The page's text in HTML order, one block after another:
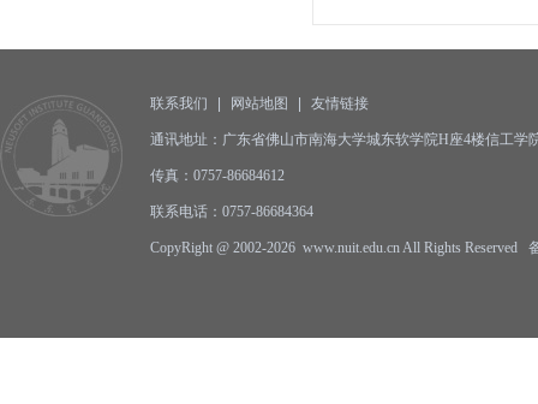
联系我们 | 网站地图 | 友情链接
通讯地址：广东省佛山市南海大学城东软学院H座4楼信工
传真：0757-86684612
联系电话：0757-86684364
CopyRight @ 2002-2026 www.nuit.edu.cn All Rights Reserved